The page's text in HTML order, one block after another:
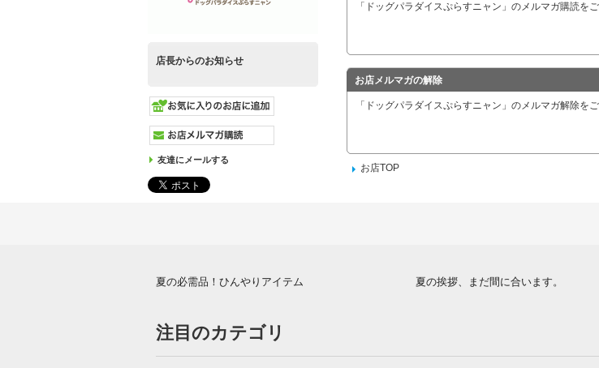
「ドッグパラダイスぷらすニャン」のメルマガ購読を
お店メルマガの解除
「ドッグパラダイスぷらすニャン」のメルマガ解除を
お店TOP
店長からのお知らせ
友達にメールする
夏の必需品！ひんやりアイテム 夏の挨拶、まだ間に合います。
注目のカテゴリ